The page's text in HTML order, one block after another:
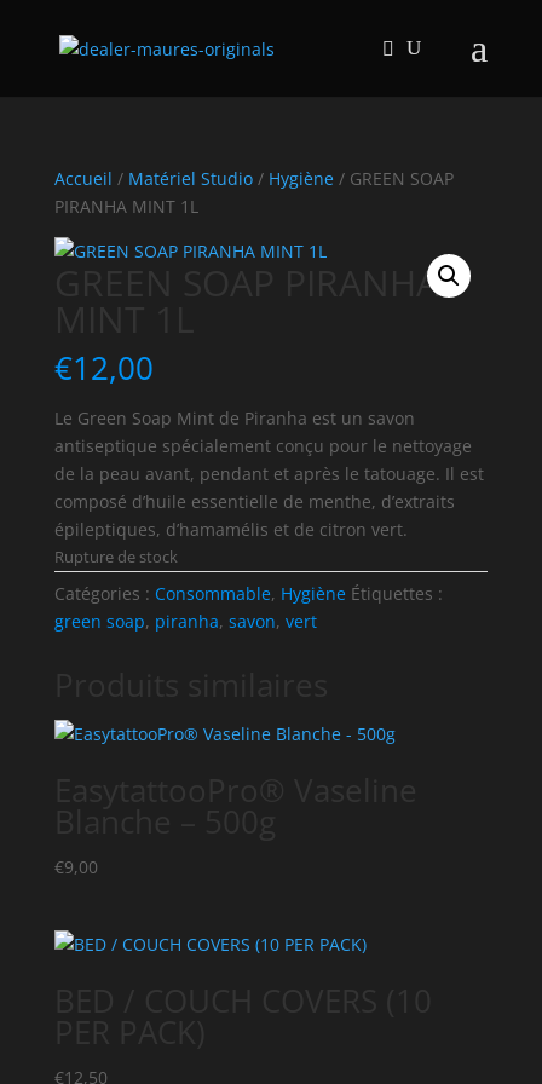
Accueil / Matériel Studio/ Hygiène/ GREEN SOAP
PIRANHA MINT 1L
GREEN SOAP PIRANHA
€12,00
Le Green Soap Mint de Piranha est un savon
antiseptique spécialement conçu pour le nettoyage
de la peau avant, pendant et après le tatouage. Il est
composé d’huile essentielle de menthe, d’extraits
épileptiques, d’hamamélis et de citron vert.
Rupture de stock
Catégories : Consommable, Hygiène Étiquettes :
green soap, piranha, savon, vert
€9,00
€12,50